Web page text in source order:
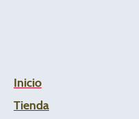
Inicio
Tienda